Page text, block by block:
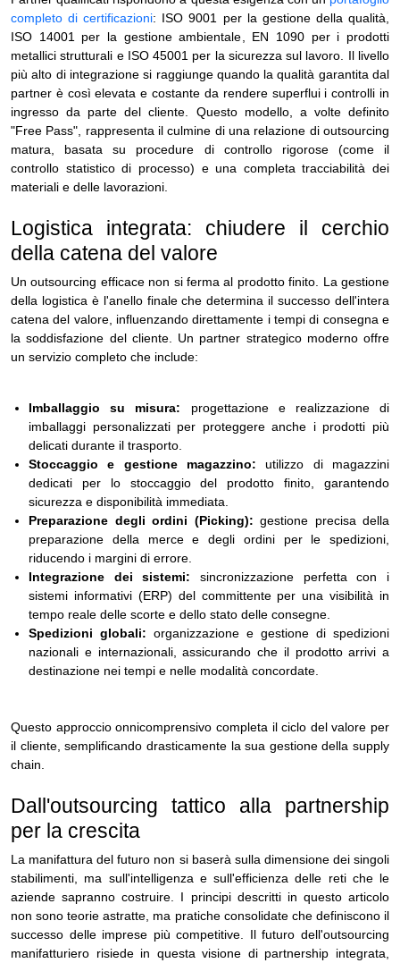
completo di certificazioni: ISO 9001 per la gestione della qualità,
ISO 14001 per la gestione ambientale, EN 1090 per i prodotti
metallici strutturali e ISO 45001 per la sicurezza sul lavoro. Il livello
più alto di integrazione si raggiunge quando la qualità garantita dal
partner è così elevata e costante da rendere superflui i controlli in
ingresso da parte del cliente. Questo modello, a volte definito
"Free Pass", rappresenta il culmine di una relazione di outsourcing
matura, basata su procedure di controllo rigorose (come il
controllo statistico di processo) e una completa tracciabilità dei
materiali e delle lavorazioni.
Logistica integrata: chiudere il cerchio
della catena del valore
Un outsourcing efficace non si ferma al prodotto finito. La gestione
della logistica è l'anello finale che determina il successo dell'intera
catena del valore, influenzando direttamente i tempi di consegna e
la soddisfazione del cliente. Un partner strategico moderno offre
un servizio completo che include:
Imballaggio su misura: progettazione e realizzazione di
imballaggi personalizzati per proteggere anche i prodotti più
delicati durante il trasporto.
Stoccaggio e gestione magazzino: utilizzo di magazzini
dedicati per lo stoccaggio del prodotto finito, garantendo
sicurezza e disponibilità immediata.
Preparazione degli ordini (Picking): gestione precisa della
preparazione della merce e degli ordini per le spedizioni,
riducendo i margini di errore.
Integrazione dei sistemi: sincronizzazione perfetta con i
sistemi informativi (ERP) del committente per una visibilità in
tempo reale delle scorte e dello stato delle consegne.
Spedizioni globali: organizzazione e gestione di spedizioni
nazionali e internazionali, assicurando che il prodotto arrivi a
destinazione nei tempi e nelle modalità concordate.
Questo approccio onnicomprensivo completa il ciclo del valore per
il cliente, semplificando drasticamente la sua gestione della supply
chain.
Dall'outsourcing tattico alla partnership
per la crescita
La manifattura del futuro non si baserà sulla dimensione dei singoli
stabilimenti, ma sull'intelligenza e sull'efficienza delle reti che le
aziende sapranno costruire. I principi descritti in questo articolo
non sono teorie astratte, ma pratiche consolidate che definiscono il
successo delle imprese più competitive. Il futuro dell'outsourcing
manifatturiero risiede in questa visione di partnership integrata,